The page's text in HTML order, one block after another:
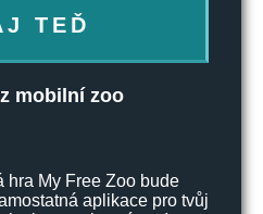
TEĎ
mobilní zoo
hra My Free Zoo bude
aplikace pro tvůj